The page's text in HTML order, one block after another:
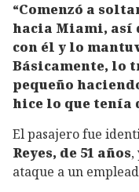
“Comenzó a
hacia Miami, así
con él y lo
Básicamente, lo
pequeño
hice lo que tenía
El pasajero fue
Reyes, de 51 años,
ataque a un